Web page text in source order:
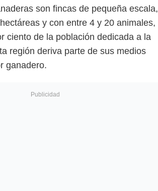
son fincas de pequeña escala,
y con entre 4 y 20 animales,
ciento de la población dedicada a la
región deriva parte de sus medios
ganadero.